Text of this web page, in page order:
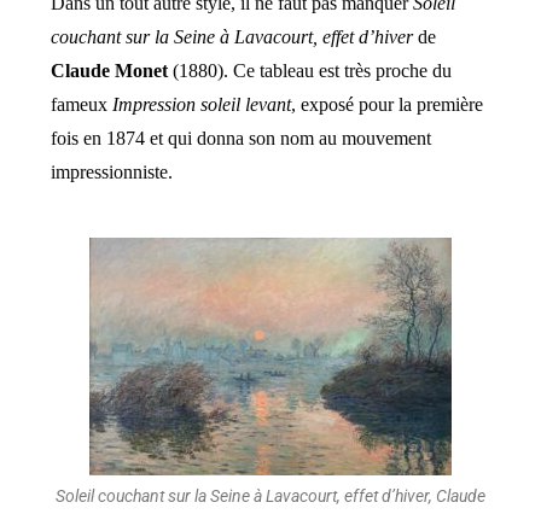
couchant sur la Seine à Lavacourt, effet d’hiverde
Claude Monet (1880). Ce tableau est très proche du
fameux Impression soleil levant, exposé pour la première
fois en 1874 et qui donna son nom au mouvement
impressionniste.
Soleil couchant sur la Seine à Lavacourt, effet d’hiver, Claude